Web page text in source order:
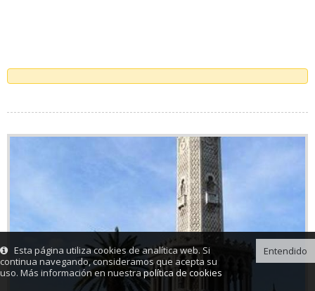
Entendido
Esta página utiliza cookies de analítica web. Si
continua navegando, consideramos que acepta su
uso. Más información en nuestrapolítica de cookies